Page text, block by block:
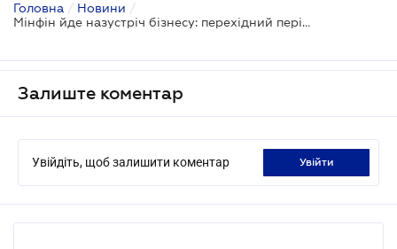
Головна / Новини /
Мінфін йде назустріч бізнесу: перехідний період для облаштування митних місць доставки планують подовжити
Залиште коментар
Увійдіть, щоб залишити коментар увійти